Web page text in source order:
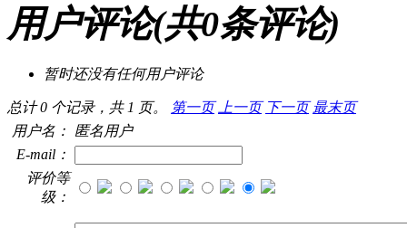
用户评论(共0条评论)
暂时还没有任何用户评论
总计 0 个记录，共 1 页。 第一页 上一页 下一页 最末页
用户名：
匿名用户
E-mail：
评价等
级：